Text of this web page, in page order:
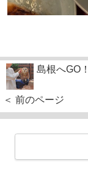
島根へGO！
＜ 前のページ